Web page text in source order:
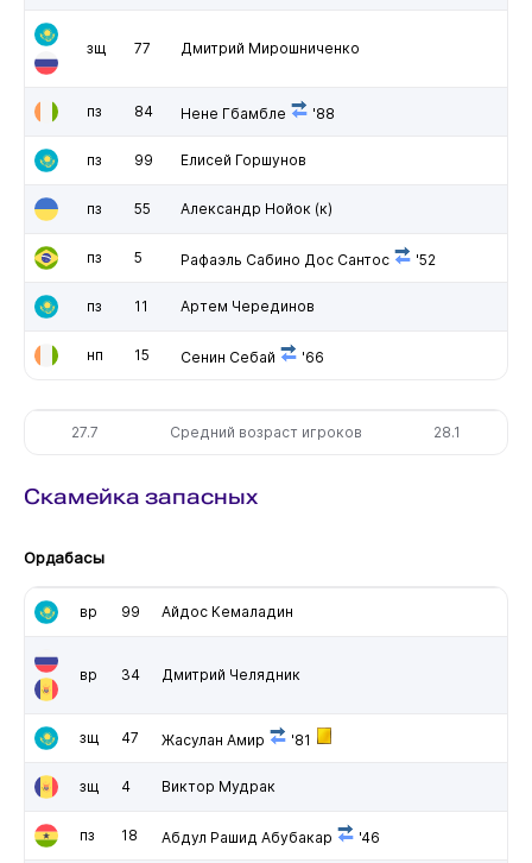
зщ 77 Дмитрий Мирошниченко
пз 84 Нене Гбамбле '88
пз 99 Елисей Горшунов
пз 55 Александр Нойок (к)
пз 5 Рафаэль Сабино Дос Сантос '52
пз 11 Артем Черединов
нп 15 Сенин Себай '66
27.7 Средний возраст игроков 28.1
Скамейка запасных
Ордабасы
вр 99 Айдос Кемаладин
вр 34 Дмитрий Челядник
зщ 47 Жасулан Амир '81
зщ 4 Виктор Мудрак
пз 18 Абдул Рашид Абубакар '46